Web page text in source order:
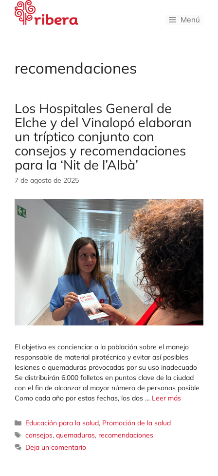
Saltar
contenido
Menú
recomendaciones
Los Hospitales General de
Elche y del Vinalopó elaboran
un tríptico conjunto con
consejos y recomendaciones
para la ‘Nit de l’Albà’
7 de agosto de 2025
El objetivo es concienciar a la población sobre el manejo
responsable de material pirotécnico y evitar así posibles
lesiones o quemaduras provocadas por su uso inadecuado
Se distribuirán 6.000 folletos en puntos clave de la ciudad
con el fin de alcanzar al mayor número de personas posible
Como cada año por estas fechas, los dos … Leer más
Categorías
Educación para la salud, Promoción de la salud
Etiquetas
consejos,quemaduras, recomendaciones
Deja un comentario